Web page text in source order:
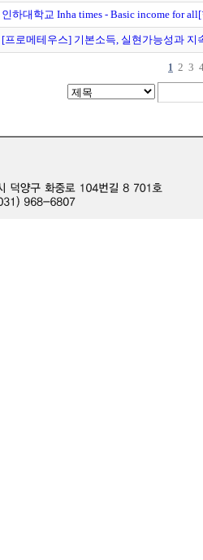
인하대학교 Inha times - Basic income for
[프로메테우스] 기본소득, 실현가능성과
1 2 3